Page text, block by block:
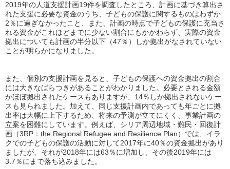
2019年の人道支援計画19件を調査したところ、計画に基づき算出さ
れた支援に必要な資金のうち、子どもの保護に関するものはわずか
2％に過ぎなかったこと、また、計画の時点で子どもの保護に充当さ
れる資金がこれほどまでに少ない割合にもかかわらず、実際の資金
拠出についても計画の半分以下（47％）しか拠出がなされていない
ことが明らかになりました。
また、個別の支援計画を見ると、子どもの保護への資金拠出の割合
には大きなばらつきがあることがわかりました。必要とされる金額
がほぼ拠出されたケースもありますが、14％しか拠出されないケー
スも見られました。加えて、同じ支援計画内であっても年ごとに拠
出率は大幅に上下するため、将来の予測が立てにくく、事業計画の
立案を困難にしています。例えば、シリア周辺地域・難民・回復計
画（3RP：the Regional Refugee and Resilience Plan）では、イラ
クでの子どもの保護の活動に対して2017年に40％の資金拠出があり
ましたが、それが2018年には63％に増加し、その後2019年には
3.7％にまで落ち込みました。